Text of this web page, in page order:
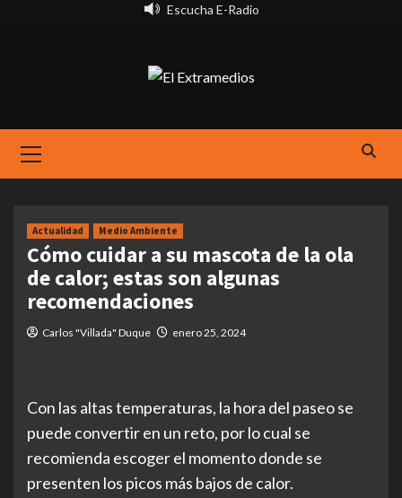
Escucha E-Radio
Menu
Actualidad Medio Ambiente
Cómo cuidar a su mascota de la ola
de calor; estas son algunas
recomendaciones
Carlos "Villada" Duque enero 25, 2024
Con las altas temperaturas, la hora del paseo se
puede convertir en un reto, por lo cual se
recomienda escoger el momento donde se
presenten los picos más bajos de calor.